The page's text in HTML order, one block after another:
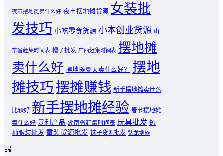
夜市摆地摊卖什么好 夜市摆地摊货源 女装批
发技巧 小吃零食货源 小本创业货源 山
东省赶集时间表 帽子批发 广西赶集时间表 摆地摊
卖什么好 摆地摊夏天卖什么好？
摆地
摊技巧摆摊赚钱 新手摆地摊卖什么
比较好 新手摆地摊经验 春节摆地摊
卖什么好 暴利产品 湖南省赶集时间表 玩具批发 短
袖服装批发 童装货源批发 袜子货源批发 钻龙地摊